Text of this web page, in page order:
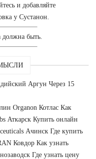
и добавляйте
у Сустанон.
быть.
Аргун Через 15
Organon Котлас Как
Аткарск Купить онлайн
Ачинск Где купить
Ковдор Как узнать
Где узнать цену